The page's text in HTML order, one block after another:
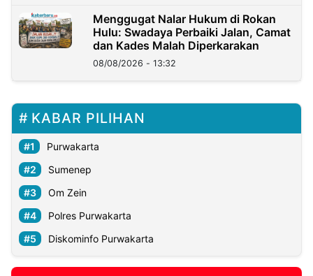
Menggugat Nalar Hukum di Rokan
Hulu: Swadaya Perbaiki Jalan, Camat
dan Kades Malah Diperkarakan
08/08/2026 - 13:32
KABAR PILIHAN
Purwakarta
Sumenep
Om Zein
Polres Purwakarta
Diskominfo Purwakarta